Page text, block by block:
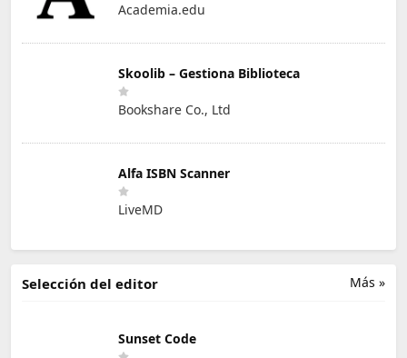
Academia.edu
Skoolib – Gestiona Biblioteca
Bookshare Co., Ltd
Alfa ISBN Scanner
LiveMD
Más »
Selección del editor
Sunset Code